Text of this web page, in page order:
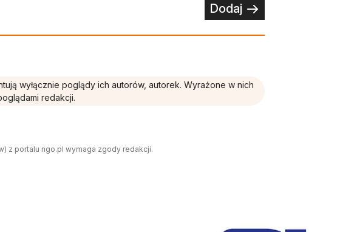
Dodaj
wyłącznie poglądy ich autorów, autorek. Wyrażone w nich
redakcji.
z portalu ngo.pl wymaga zgody redakcji.